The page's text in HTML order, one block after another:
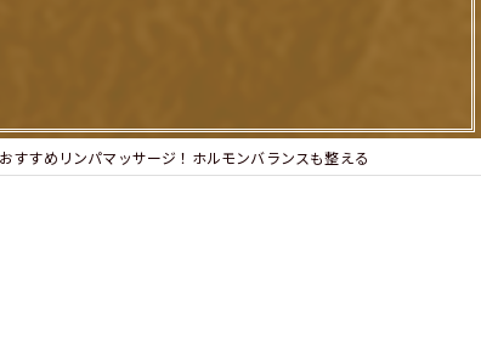
すすめリンパマッサージ！ホルモンバランスも整える